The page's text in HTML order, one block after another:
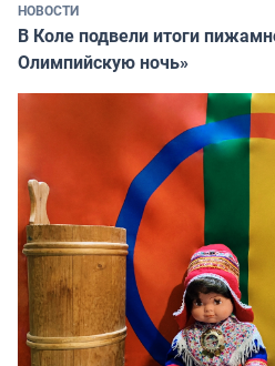
НОВОСТИ
В Коле подвели итоги
Олимпийскую ночь»